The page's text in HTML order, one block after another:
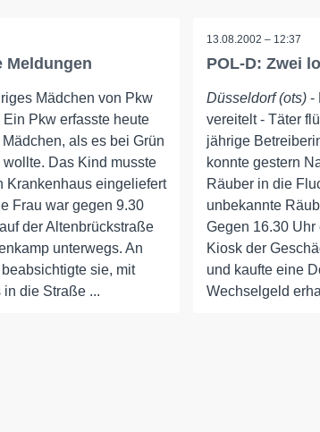
Meldungen
Mädchen von Pkw
Pkw erfasste heute
als es bei Grün
Das Kind musste
Krankenhaus eingeliefert
Frau war gegen 9.30
der Altenbrückstraße
unterwegs. An
sie, mit
die Straße ...
13.08.2002 – 12:37
POL-D: Zwei
Düsseldorf (ots) -
vereitelt - Täter
jährige
konnte gestern
Räuber in die
unbekannte
Gegen 16.30
Kiosk der
und kaufte eine
Wechselgeld